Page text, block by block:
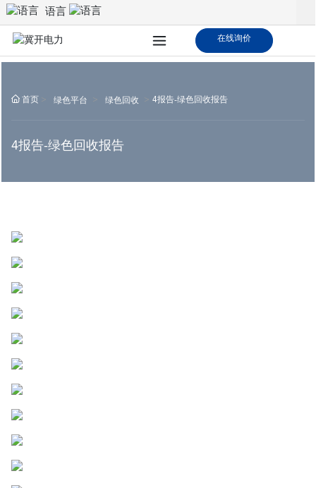
语言
在线询价
首页 绿色平台 绿色回收 4报告-绿色回收报告
4报告-绿色回收报告